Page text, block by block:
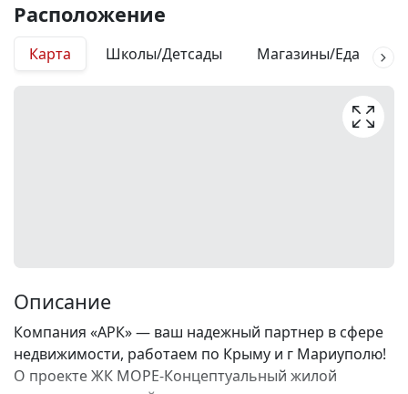
Расположение
Карта Школы/Детсады Магазины/Еда
Описание
Компания «АРК» — ваш надежный партнер в сфере
недвижимости, работаем по Крыму и г Мариуполю!
О проекте ЖК МОРЕ-Концептуальный жилой